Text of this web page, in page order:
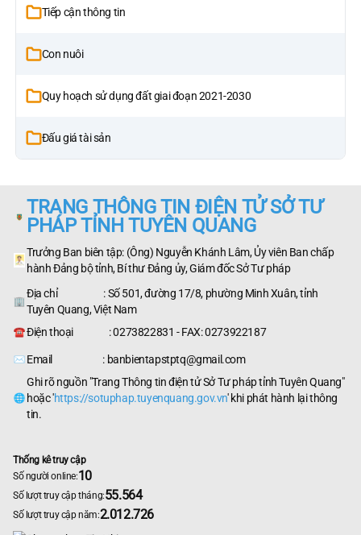
Tiếp cận thông tin
Con nuôi
Quy hoạch sử dụng đất giai đoạn 2021-2030
Đấu giá tài sản
TRANG THÔNG TIN ĐIỆN TỬ SỞ TƯ
PHÁP TỈNH TUYÊN QUANG
Trưởng Ban biên tập: (Ông) Nguyễn Khánh Lâm, Ủy viên Ban chấp
hành Đảng bộ tỉnh, Bí thư Đảng ủy, Giám đốc Sở Tư pháp
Địa chỉ : Số 501, đường 17/8, phường Minh Xuân, tỉnh
Tuyên Quang, Việt Nam
Điện thoại : 0273822831 - FAX: 0273922187
Email : banbientapstptq@gmail.com
Ghi rõ nguồn "Trang Thông tin điện tử Sở Tư pháp tỉnh Tuyên Quang"
hoặc 'https://sotuphap.tuyenquang.gov.vn' khi phát hành lại thông
tin.
Thống kê truy cập
Số người online:10
Số lượt truy cập tháng:55.564
Số lượt truy cập năm:2.012.726